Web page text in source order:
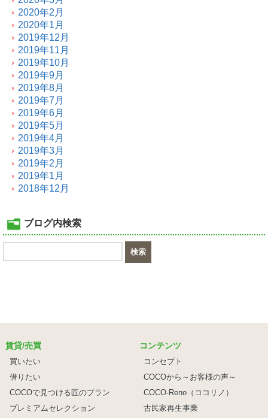
2020年2月
2020年1月
2019年12月
2019年11月
2019年10月
2019年9月
2019年8月
2019年7月
2019年6月
2019年5月
2019年4月
2019年3月
2019年2月
2019年1月
2018年12月
ブログ内検索
賃貸/売買
買いたい
借りたい
COCOで見つける匠のプラン
プレミアムセレクション
コンテンツ
コンセプト
COCOから～お客様の声～
COCO-Reno（ココリノ）
古民家再生事業